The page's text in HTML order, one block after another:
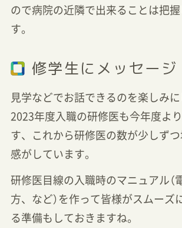
ので病院の近隣で出来ることは把
す。
修学生にメッセージ
見学などでお話できるのを楽しみに
2023年度入職の研修医も今年度よ
す、これから研修医の数が少しず
感がしています。
研修医目線の入職時のマニュアル（
方、など）を作って皆様がスムーズ
る準備もしておきますね。